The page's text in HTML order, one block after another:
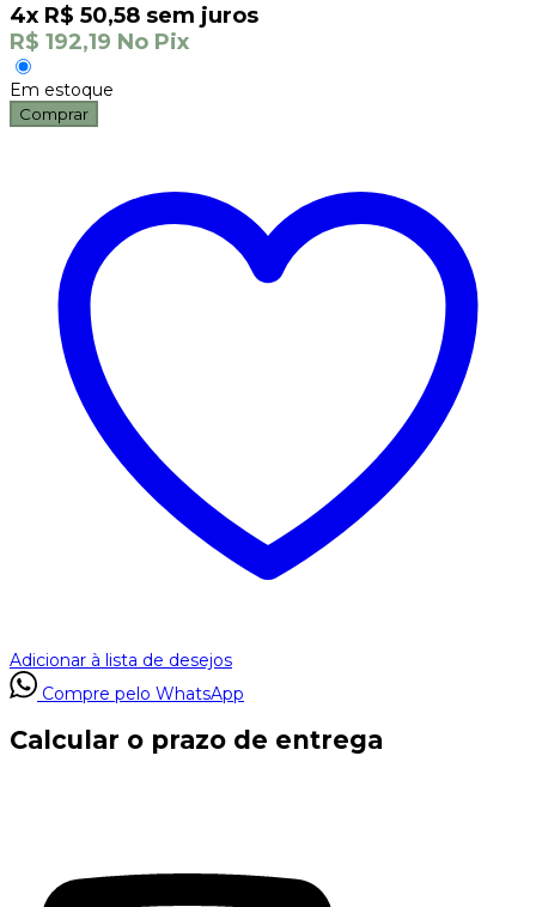
4x R$ 50,58 sem juros
R$ 192,19 No Pix
Em estoque
Comprar
Adicionar à lista de desejos
Compre pelo WhatsApp
Calcular o prazo de entrega